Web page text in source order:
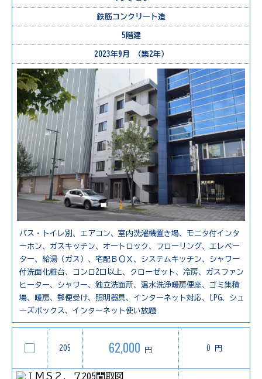
鉄筋コンクリート造
5階建
2023年9月 （築2年）
バス・トイレ別、エアコン、室内洗濯機置き場、モニタ付インタ
ーホン、ガスキッチン、オートロック、フローリング、エレベー
ター、給湯（ガス）、宅配ＢＯＸ、システムキッチン、シャワー
付洗面化粧台、コンロ2口以上、クローゼット、冷房、ガスファン
ヒーター、シャワー、独立洗面所、温水洗浄暖房便座、ゴミ集積
場、暖房、郵便受け、照明器具、インターネット対応、LPG、シュ
ーズボックス、インターネット使い放題
205 62,000 円 0 円